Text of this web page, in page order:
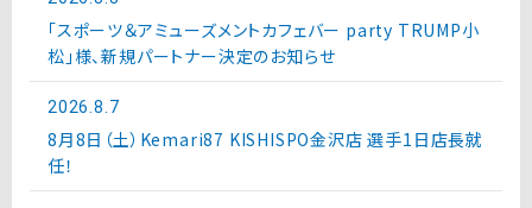
「スポーツ＆アミューズメントカフェバー party TRUMP小
松」様、新規パートナー決定のお知らせ
2026.8.7
8月8日（土）Kemari87 KISHISPO金沢店 選手1日店長就
任！